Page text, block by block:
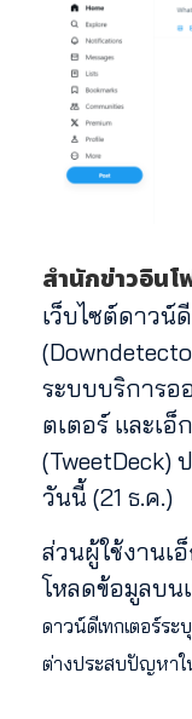
สำนักข่าวอินโ
เว็บไซต์ดาวน์
ระบบบริการอ
ตเตอร์ และเอ็
(TweetDeck)
วันนี้ (21 ธ.ค.)
ส่วนผู้ใช้งานเ
โหลดข้อมูลบน
ดาวน์ดีเทกเตอร์ร
ต่างประสบปัญหาใน